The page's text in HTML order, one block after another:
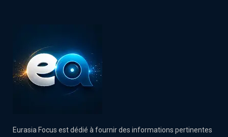
Eurasia Focus est dédié à fournir des informations pertinentes